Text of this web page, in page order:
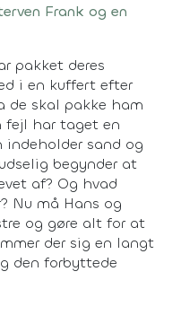
Frank og en
pakket deres
i en kuffert efter
de skal pakke ham
fejl har taget en
indeholder sand og
begynder at
af? Og hvad
Nu må Hans og
og gøre alt for at
der sig en langt
den forbyttede